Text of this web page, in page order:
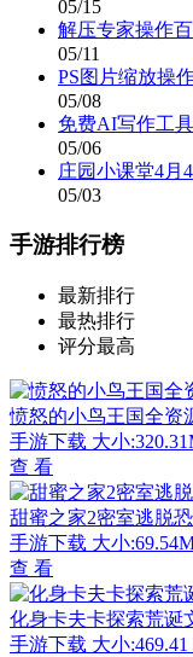
05/15
解压专家操作
05/11
PS图片缩放操
05/08
免费AI写作工
05/06
庄园小课堂4月
05/03
手游排行榜
最新排行
最热排行
评分最高
愤怒的小鸟王国全资
手游下载 大小
查 看
甜蜜之家2密室逃脱
手游下载 大小
查 看
化身卡夫卡探索荒诞
手游下载 大小